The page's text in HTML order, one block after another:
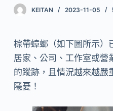
KEITAN 2023-11-05
棕帶蟑螂（如下圖所示）
居家、公司、工作室或營
的蹤跡，且情況越來越嚴
隱憂！